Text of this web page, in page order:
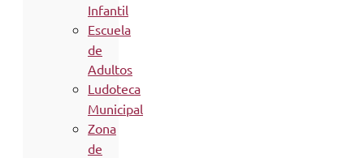
Infantil
Escuela
de
Adultos
Ludoteca
Municipal
Zona
de